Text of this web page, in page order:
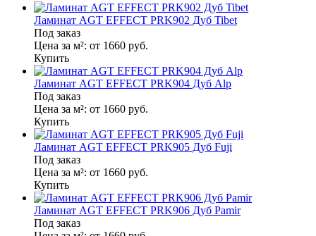
Ламинат AGT EFFECT PRK902 Дуб Tibet
Под заказ
Цена за м²: от 1660 руб.
Купить
Ламинат AGT EFFECT PRK904 Дуб Alp
Под заказ
Цена за м²: от 1660 руб.
Купить
Ламинат AGT EFFECT PRK905 Дуб Fuji
Под заказ
Цена за м²: от 1660 руб.
Купить
Ламинат AGT EFFECT PRK906 Дуб Pamir
Под заказ